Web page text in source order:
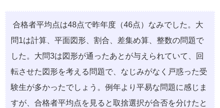
合格者平均点は48点で昨年度（46点）なみでした。大
問1は計算、平面図形、割合、差集め算、整数の問題で
した。大問3は図形が通ったあとが与えられていて、回
転させた図形を考える問題で、なじみがなく戸惑った受
験生が多かったでしょう。例年より平易な問題に感じま
すが、合格者平均点を見ると取捨選択が合否を分けたと